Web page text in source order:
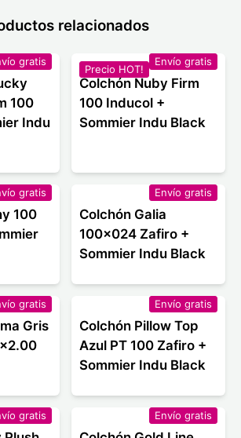
relacionados
gratis
100
Indu
Precio HOT!
Envío gratis
Colchón Nuby Firm
100 Inducol +
Sommier Indu Black
gratis
100
Envío gratis
Colchón Galia
100x024 Zafiro +
Sommier Indu Black
gratis
Gris
Envío gratis
Colchón Pillow Top
Azul PT 100 Zafiro +
Sommier Indu Black
gratis Envío gratis